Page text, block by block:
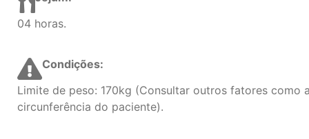
04 horas.
Condições:
Limite de peso: 170kg (Consultar outros fatores como
circunferência do paciente).